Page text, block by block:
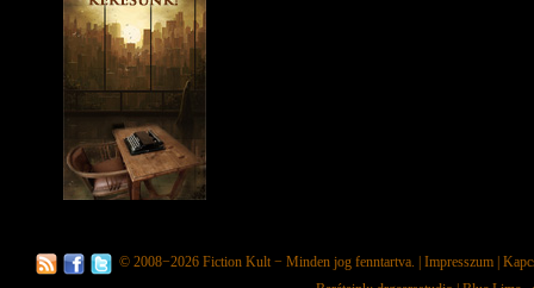
© 2008−2026 Fiction Kult − Minden jog fenntartva. | Impresszum